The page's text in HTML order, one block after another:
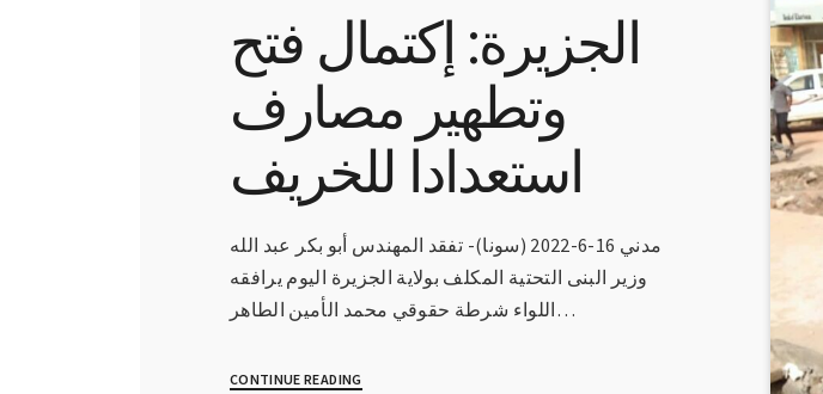
الجزيرة: إكتمال فتح
وتطهير مصارف
استعدادا للخريف
مدني 16-6-2022 (سونا)- تفقد المهندس أبو بكر عبد الله
وزير البنى التحتية المكلف بولاية الجزيرة اليوم يرافقه
اللواء شرطة حقوقي محمد الأمين الطاهر…
CONTINUE READING